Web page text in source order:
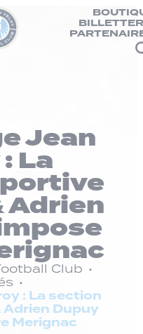
Jean
La
Adrien
Club
: La section
Dupuy
Merignac